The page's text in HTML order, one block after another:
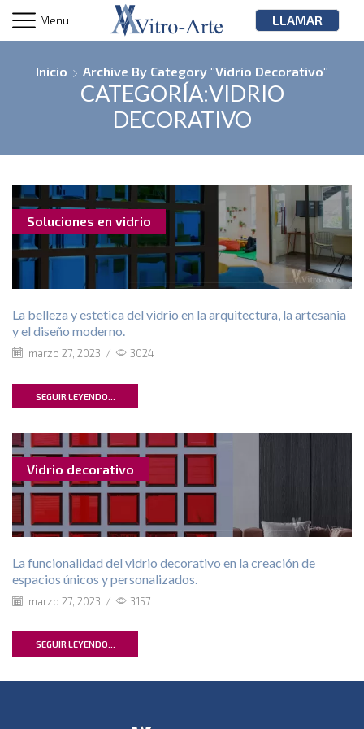
Menu LLAMAR
Inicio Archive By Category "Vidrio Decorativo"
CATEGORÍA:VIDRIO
DECORATIVO
Soluciones en vidrio
La belleza y estetica del vidrio en la arquitectura, la artesania
y el diseño moderno.
marzo 27, 2023 / 3024
SEGUIR LEYENDO...
Vidrio decorativo
La funcionalidad del vidrio decorativo en la creación de
espacios únicos y personalizados.
marzo 27, 2023 / 3157
SEGUIR LEYENDO...